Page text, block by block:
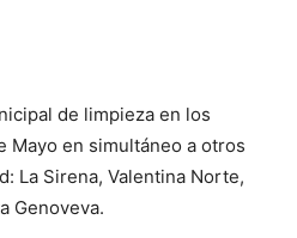
de limpieza en los
Mayo en simultáneo a otros
La Sirena, Valentina Norte,
Genoveva.